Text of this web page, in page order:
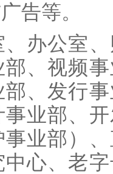
告等。
办公室
、视频
、发行
业部、
业部）
心、老